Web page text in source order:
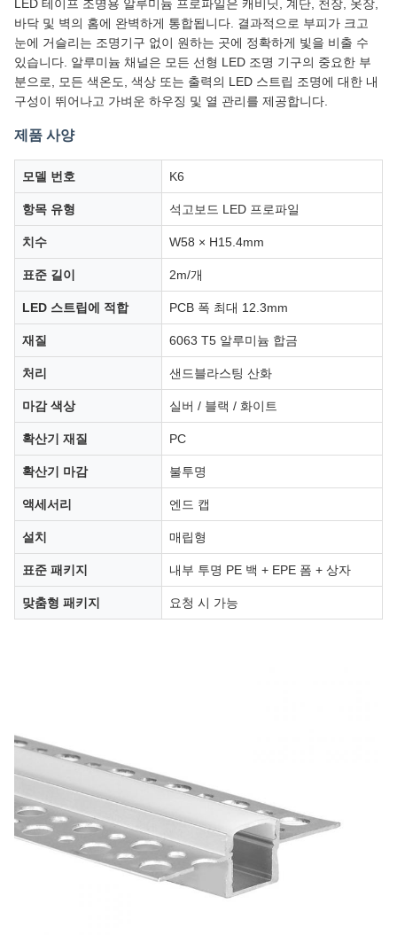
LED 테이프 조명용 알루미늄 프로파일은 캐비닛, 계단, 천장, 옷장,
바닥 및 벽의 홈에 완벽하게 통합됩니다. 결과적으로 부피가 크고
눈에 거슬리는 조명기구 없이 원하는 곳에 정확하게 빛을 비출 수
있습니다. 알루미늄 채널은 모든 선형 LED 조명 기구의 중요한 부
분으로, 모든 색온도, 색상 또는 출력의 LED 스트립 조명에 대한 내
구성이 뛰어나고 가벼운 하우징 및 열 관리를 제공합니다.
제품 사양
모델 번호 K6
항목 유형 석고보드 LED 프로파일
치수 W58 × H15.4mm
표준 길이 2m/개
LED 스트립에 적합 PCB 폭 최대 12.3mm
재질 6063 T5 알루미늄 합금
처리 샌드블라스팅 산화
마감 색상 실버 / 블랙 / 화이트
확산기 재질 PC
확산기 마감 불투명
액세서리 엔드 캡
설치 매립형
표준 패키지 내부 투명 PE 백 + EPE 폼 + 상자
맞춤형 패키지 요청 시 가능